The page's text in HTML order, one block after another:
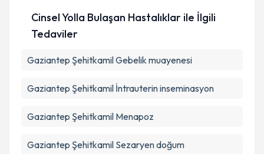
Cinsel Yolla Bulaşan Hastalıklar ile İlgili
Tedaviler
Gaziantep Şehitkamil Gebelik muayenesi
Gaziantep Şehitkamil İntrauterin inseminasyon
Gaziantep Şehitkamil Menapoz
Gaziantep Şehitkamil Sezaryen doğum